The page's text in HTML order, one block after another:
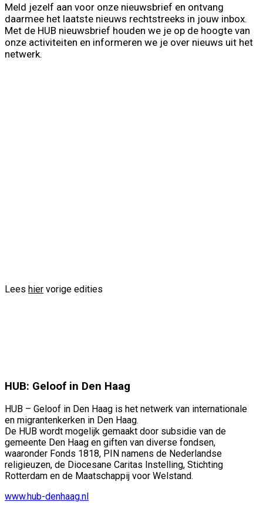
Meld jezelf aan voor onze nieuwsbrief en ontvang
daarmee het laatste nieuws rechtstreeks in jouw inbox.
Met de HUB nieuwsbrief houden we je op de hoogte van
onze activiteiten en informeren we je over nieuws uit het
netwerk.
Lees hier vorige edities
HUB: Geloof in Den Haag
HUB – Geloof in Den Haag is het netwerk van internationale
en migrantenkerken in Den Haag.
De HUB wordt mogelijk gemaakt door subsidie van de
gemeente Den Haag en giften van diverse fondsen,
waaronder Fonds 1818, PIN namens de Nederlandse
religieuzen, de Diocesane Caritas Instelling, Stichting
Rotterdam en de Maatschappij voor Welstand.
www.hub-denhaag.nl